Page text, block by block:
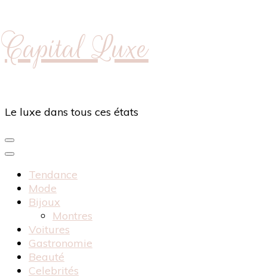
Capital Luxe
Le luxe dans tous ces états
Tendance
Mode
Bijoux
Montres
Voitures
Gastronomie
Beauté
Celebrités